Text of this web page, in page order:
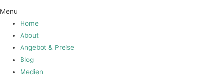
Menu
Home
About
Angebot & Preise
Blog
Medien